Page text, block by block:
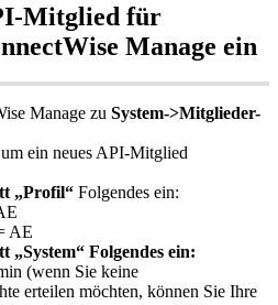
-Mitglied für
Manage ein
Manage zu System->Mitglieder-
um ein neues API-Mitglied
„Profil“ Folgendes ein:
AE
„System“ Folgendes ein:
(wenn Sie keine
erteilen möchten, können Sie Ihre